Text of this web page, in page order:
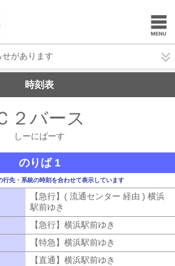
があります
時刻表
２バース
しーにばーす
のりば 1
先・系統の時刻を合わせて表示しています
【急行】( 流通センター 経由 ) 横浜
駅前ゆき
【急行】横浜駅前ゆき
【特急】横浜駅前ゆき
【直通】横浜駅前ゆき